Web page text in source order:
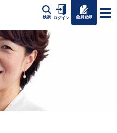
検索 ログイン 会員登録